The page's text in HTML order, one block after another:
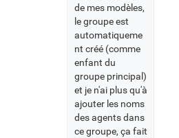
de mes modèles,
le groupe est
automatiqueme
nt créé (comme
enfant du
groupe principal)
et je n'ai plus qu'à
ajouter les noms
des agents dans
ce groupe, ça fait